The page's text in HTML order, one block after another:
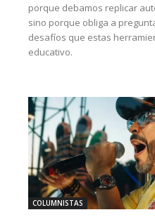
porque debamos replicar
sino porque obliga a
desafíos que estas
educativo.
COLUMNISTAS